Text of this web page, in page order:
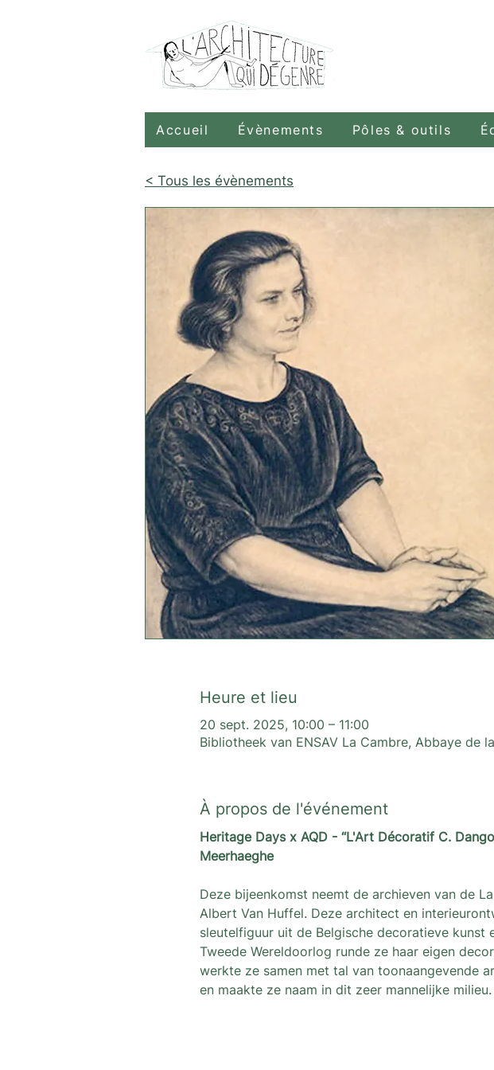
Accueil Évènements Pôles & outils
< Tous les évènements
Heure et lieu
20 sept. 2025, 10:00 – 11:00
Bibliotheek van ENSAV La Cambre, Abbaye de
À propos de l'événement
Heritage Days x AQD - “L'Art Décoratif C.
Meerhaeghe
Deze bijeenkomst neemt de archieven van de
Albert Van Huffel. Deze architect en
sleutelfiguur uit de Belgische decoratieve kunst
Tweede Wereldoorlog runde ze haar eigen
werkte ze samen met tal van toonaangevende
en maakte ze naam in dit zeer mannelijke milieu.